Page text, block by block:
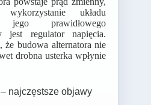
układu
prawidłowego
jest regulator napięcia.
że budowa alternatora nie
drobna usterka wpłynie
najczęstsze objawy